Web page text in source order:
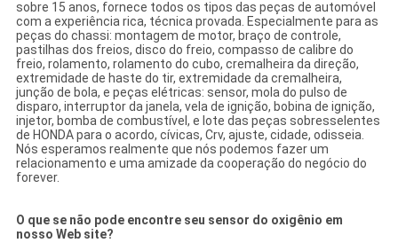
sobre 15 anos, fornece todos os tipos das peças de automóvel
com a experiência rica, técnica provada. Especialmente para as
peças do chassi: montagem de motor, braço de controle,
pastilhas dos freios, disco do freio, compasso de calibre do
freio, rolamento, rolamento do cubo, cremalheira da direção,
extremidade de haste do tir, extremidade da cremalheira,
junção de bola, e peças elétricas: sensor, mola do pulso de
disparo, interruptor da janela, vela de ignição, bobina de ignição,
injetor, bomba de combustível, e lote das peças sobresselentes
de HONDA para o acordo, cívicas, Crv, ajuste, cidade, odisseia.
Nós esperamos realmente que nós podemos fazer um
relacionamento e uma amizade da cooperação do negócio do
forever.
O que se não pode encontre seu sensor do oxigênio em
nosso Web site?